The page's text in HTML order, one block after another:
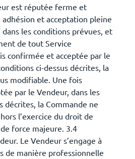
est réputée ferme et
et acceptation pleine
les conditions prévues, et
de tout Service
confirmée et acceptée par le
ci-dessus décrites, la
modifiable. Une fois
par le Vendeur, dans les
décrites, la Commande ne
l’exercice du droit de
force majeure. 3.4
Le Vendeur s’engage à
de manière professionnelle